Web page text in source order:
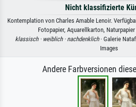
Nicht klassifizierte
Kontemplation von Charles Amable Lenoir.
Fotopapier, Aquarellkarton, Naturpapier
klassisch · weiblich · nachdenklich· Galerie
Images
Andere Farbversionen